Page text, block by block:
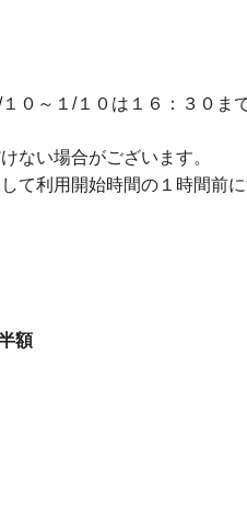
０～１/１０は１６：３０まで
ない場合がございます。
て利用開始時間の１時間前
額